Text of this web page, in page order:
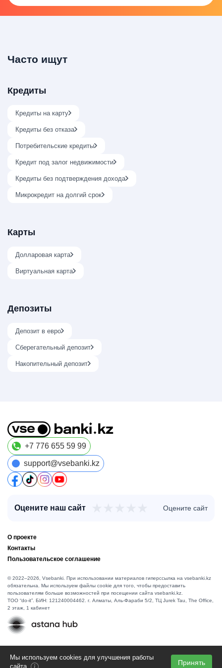
Часто ищут
Кредиты
Кредиты на карту
Кредиты без отказа
Потребительские кредиты
Кредит под залог недвижимости
Кредиты без подтверждения дохода
Микрокредит на долгий срок
Карты
Долларовая карта
Виртуальная карта
Депозиты
Депозит в евро
Сберегательный депозит
Накопительный депозит
+7 776 655 59 99
support@vsebanki.kz
Оцените наш сайт Оцените сайт
О проекте
Контакты
Пользовательское соглашение
© 2022–2026, Vsebanki. При использовании материалов гиперссылка на vsebanki.kz
обязательна. Мы используем файлы cookie для того, чтобы предоставить
пользователям больше возможностей при посещении сайта vsebanki.kz.
TOO “do-it”. БИН: 121240004462. г. Алматы, ​Аль-Фараби 5/2, ТЦ Jurek Tau, The Office,
2 этаж, 1 кабинет
Мы используем cookies для улучшения работы
Принять